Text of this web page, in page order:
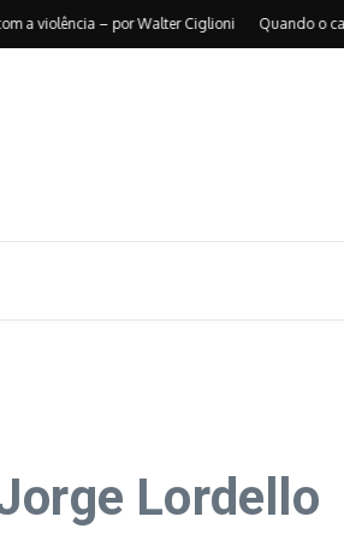
– por Walter Ciglioni Quando o caos
Lordello